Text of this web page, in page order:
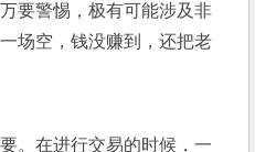
要警惕，极有可能涉及非
场空，钱没赚到，还把老
。在进行交易的时候，一